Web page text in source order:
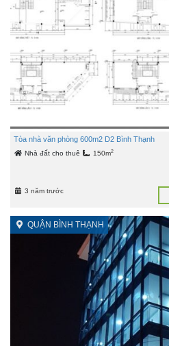
Tòa nhà văn phòng 600m2 D2 Bình Thạnh
Nhà đất cho thuê 150m2
3 năm trước
QUẬN BÌNH THẠNH